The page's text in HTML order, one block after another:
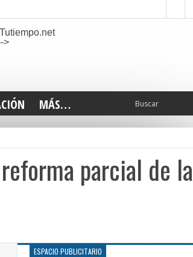
>
MÁS…
INTERIOR
DEPORTES
ELECCIONES 2025
LEGISLATIVO
parcial de la
ESPACIO PUBLICITARIO